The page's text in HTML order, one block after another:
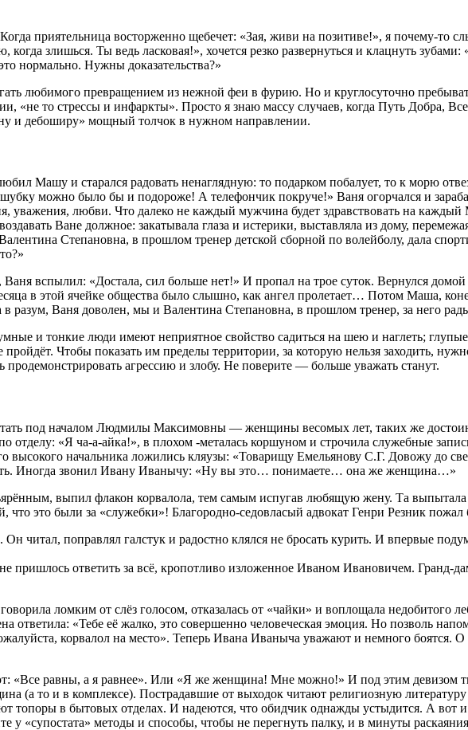
Когда приятельница восторженно щебечет: «Зая, живи на позитиве!», я почему-то
злишься. Ты ведь ласковая!», хочется резко развернуться и клацнуть
нормально. Нужны доказательства?»
любимого превращением из нежной феи в фурию. Но и круглосуточно
«не то стрессы и инфаркты». Просто я знаю массу случаев, когда Путь Добра,
и дебоширу» мощный толчок в нужном направлении.
Машу и старался радовать ненаглядную: то подарком побалует, то к морю
можно было бы и подороже! А телефончик покруче!» Ваня огорчался и
уважения, любви. Что далеко не каждый мужчина будет здравствовать на
Ване должное: закатывала глаза и истерики, выставляла из дому,
Степановна, в прошлом тренер детской сборной по волейболу, дала
вспылил: «Достала, сил больше нет!» И пропал на трое суток. Вернулся
в этой ячейке общества было слышно, как ангел пролетает… Потом Маша,
разум, Ваня доволен, мы и Валентина Степановна, в прошлом тренер, за него
и тонкие люди имеют неприятное свойство садиться на шею и наглеть;
Чтобы показать им пределы территории, за которую нельзя заходить,
продемонстрировать агрессию и злобу. Не поверите — больше уважать станут.
под началом Людмилы Максимовны — женщины весомых лет, таких же
отделу: «Я ча-а-айка!», в плохом -металась коршуном и строчила служебные
высокого начальника ложились кляузы: «Товарищу Емельянову С.Г. Довожу до
Иногда звонил Ивану Иванычу: «Ну вы это… понимаете… она же женщина…»
выпил флакон корвалола, тем самым испугав любящую жену. Та выпытала
это были за «служебки»! Благородно-седовласый адвокат Генри Резник пожал
читал, поправлял галстук и радостно клялся не бросать курить. И впервые
пришлось ответить за всё, кропотливо изложенное Иваном Ивановичем. Гранд-
ломким от слёз голосом, отказалась от «чайки» и воплощала недобитого
ответила: «Тебе её жалко, это совершенно человеческая эмоция. Но позволь
корвалол на место». Теперь Ивана Иваныча уважают и немного
«Все равны, а я равнее». Или «Я же женщина! Мне можно!» И под этим девизом
(а то и в комплексе). Пострадавшие от выходок читают религиозную
топоры в бытовых отделах. И надеются, что обидчик однажды устыдится. А вот
«супостата» методы и способы, чтобы не перегнуть палку, и в минуты